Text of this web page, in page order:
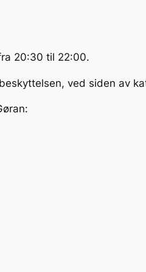
20:30 til 22:00.
ved siden av